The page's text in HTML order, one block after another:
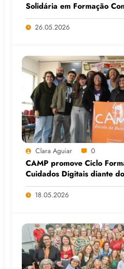
Solidária em Formação
Faculdade do
Viamão (RS)
26.05.2026
Clara Aguiar 0
CAMP promove Ciclo
Cuidados Digitais diante
Big Techs e da IA
18.05.2026